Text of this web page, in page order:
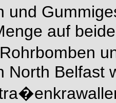
auf
North Belfast